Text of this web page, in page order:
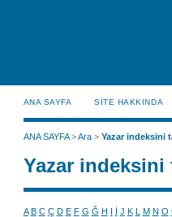
ANA SAYFA SİTE HAKKINDA
ANA SAYFA>Ara> Yazar indeksini
Yazar indeksini
A B C Ç D E F G Ğ H I İ J K L M N O